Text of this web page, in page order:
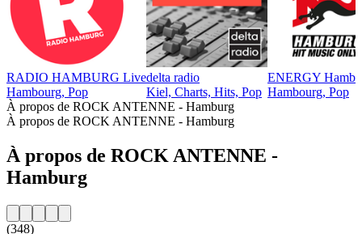
RADIO HAMBURG Live
Hambourg, Pop
delta radio
Kiel, Charts, Hits, Pop
ENERGY
Hambourg, Pop
À propos de ROCK ANTENNE - Hamburg
À propos de ROCK ANTENNE - Hamburg
À propos de ROCK ANTENNE -
Hamburg
(348)